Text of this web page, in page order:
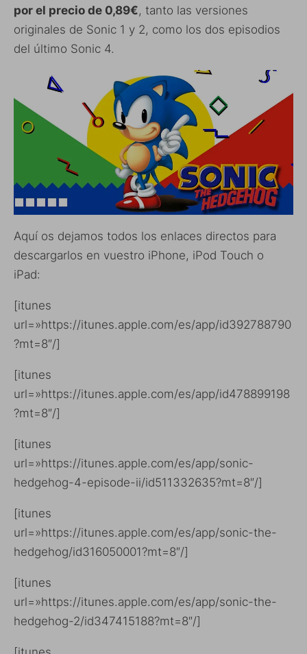
por el precio de 0,89€, tanto las versiones
originales de Sonic 1 y 2, como los dos episodios
del último Sonic 4.
Aquí os dejamos todos los enlaces directos para
descargarlos en vuestro iPhone, iPod Touch o
iPad:
[itunes
url=»https://itunes.apple.com/es/app/id392788790
?mt=8″/]
[itunes
url=»https://itunes.apple.com/es/app/id478899198
?mt=8″/]
[itunes
url=»https://itunes.apple.com/es/app/sonic-
hedgehog-4-episode-ii/id511332635?mt=8″/]
[itunes
url=»https://itunes.apple.com/es/app/sonic-the-
hedgehog/id316050001?mt=8″/]
[itunes
url=»https://itunes.apple.com/es/app/sonic-the-
hedgehog-2/id347415188?mt=8″/]